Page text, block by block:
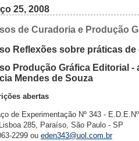
25, 2008
de Curadoria e Produção
Reflexões sobre práticas
Produção Gráfica Editorial
Mendes de Souza
abertas
de Experimentação Nº 343 -
285, Paraíso, São Paulo - SP
2299 ou eden343@uol.com.br